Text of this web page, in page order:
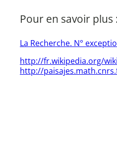
Pour en savoir plus :
La Recherche. N°
http://fr.wikipedia.org/
http://